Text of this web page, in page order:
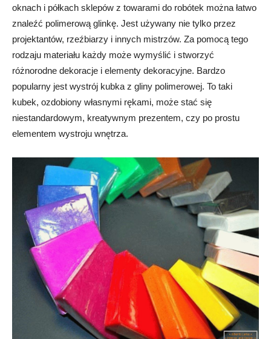
oknach i półkach sklepów z towarami do robótek można łatwo
znaleźć polimerową glinkę. Jest używany nie tylko przez
projektantów, rzeźbiarzy i innych mistrzów. Za pomocą tego
rodzaju materiału każdy może wymyślić i stworzyć
różnorodne dekoracje i elementy dekoracyjne. Bardzo
popularny jest wystrój kubka z gliny polimerowej. To taki
kubek, ozdobiony własnymi rękami, może stać się
niestandardowym, kreatywnym prezentem, czy po prostu
elementem wystroju wnętrza.